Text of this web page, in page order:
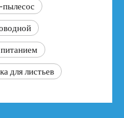
пылесос
для листьев